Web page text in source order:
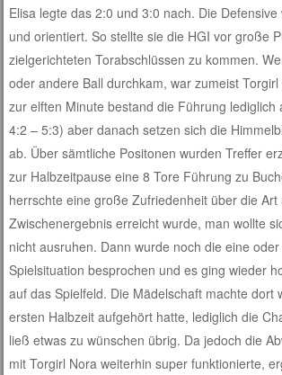
Elisa legte das 2:0 und 3:0 nach. Die
und orientiert. So stellte sie die HGI vor große
zielgerichteten Torabschlüssen zu kommen.
oder andere Ball durchkam, war zumeist
zur elften Minute bestand die Führung lediglich
4:2 – 5:3) aber danach setzen sich die
ab. Über sämtliche Positonen wurden Treffer
zur Halbzeitpause eine 8 Tore Führung zu
herrschte eine große Zufriedenheit über die
Zwischenergebnis erreicht wurde, man wollte
nicht ausruhen. Dann wurde noch die eine
Spielsituation besprochen und es ging wieder
auf das Spielfeld. Die Mädelschaft machte dort
ersten Halbzeit aufgehört hatte, lediglich die
ließ etwas zu wünschen übrig. Da jedoch die
mit Torgirl Nora weiterhin super funktionierte,